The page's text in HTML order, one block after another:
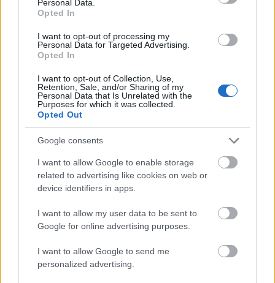
Personal Data.
Opted In
I want to opt-out of processing my
Personal Data for Targeted Advertising.
Opted In
I want to opt-out of Collection, Use,
Retention, Sale, and/or Sharing of my
Personal Data that Is Unrelated with the
Purposes for which it was collected.
Opted Out
Google consents
I want to allow Google to enable storage
related to advertising like cookies on web or
device identifiers in apps.
I want to allow my user data to be sent to
Google for online advertising purposes.
I want to allow Google to send me
personalized advertising.
Διαβάζονται αυτή τη στιγμή
Μεταβιβάσεις ακινήτων: Στο σκάνερ χιλιάδες
συμβόλαια του 2025 για το πιστοποιητικό
ΕΝΦΙΑ
Σήμερα το κρίσιμο ραντεβού στο Μέγαρο
Μαξίμου για τη βιομηχανία
- Οι 3 κινήσεις που πρέπει να γίνουν εγκαίρως